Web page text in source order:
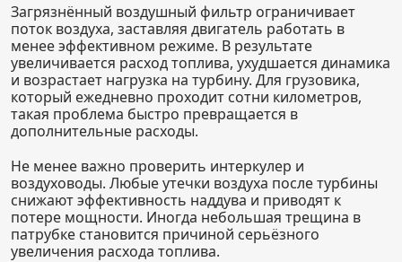
Загрязнённый воздушный фильтр ограничивает
поток воздуха, заставляя двигатель работать в
менее эффективном режиме. В результате
увеличивается расход топлива, ухудшается динамика
и возрастает нагрузка на турбину. Для грузовика,
который ежедневно проходит сотни километров,
такая проблема быстро превращается в
дополнительные расходы.
Не менее важно проверить интеркулер и
воздуховоды. Любые утечки воздуха после турбины
снижают эффективность наддува и приводят к
потере мощности. Иногда небольшая трещина в
патрубке становится причиной серьёзного
увеличения расхода топлива.